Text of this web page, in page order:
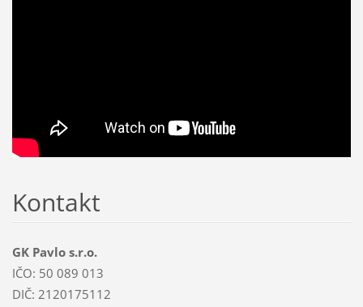
Kontakt
GK Pavlo s.r.o.
IČO: 50 089 013
DIČ: 2120175112